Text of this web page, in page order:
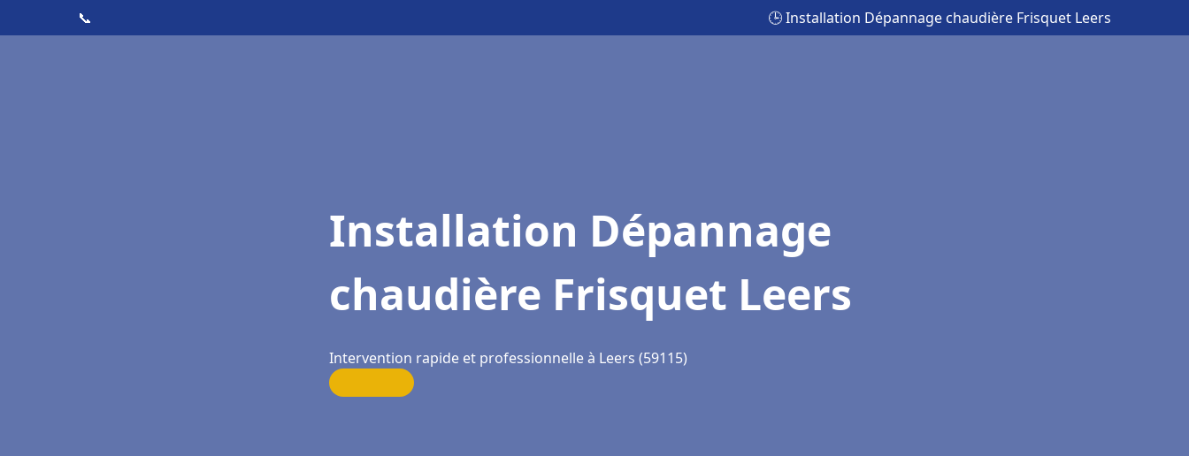
📞 🕒 Installation Dépannage chaudière Frisquet Leers
Installation Dépannage
chaudière Frisquet Leers
Intervention rapide et professionnelle à Leers (59115)